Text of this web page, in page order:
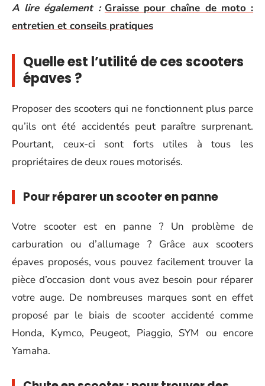
A lire également : Graisse pour chaîne de moto :
entretien et conseils pratiques
Quelle est l’utilité de ces scooters
épaves ?
Proposer des scooters qui ne fonctionnent plus parce
qu’ils ont été accidentés peut paraître surprenant.
Pourtant, ceux-ci sont forts utiles à tous les
propriétaires de deux roues motorisés.
Pour réparer un scooter en panne
Votre scooter est en panne ? Un problème de
carburation ou d’allumage ? Grâce aux scooters
épaves proposés, vous pouvez facilement trouver la
pièce d’occasion dont vous avez besoin pour réparer
votre auge. De nombreuses marques sont en effet
proposé par le biais de scooter accidenté comme
Honda, Kymco, Peugeot, Piaggio, SYM ou encore
Yamaha.